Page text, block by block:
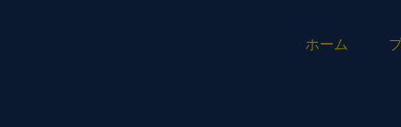
ホーム